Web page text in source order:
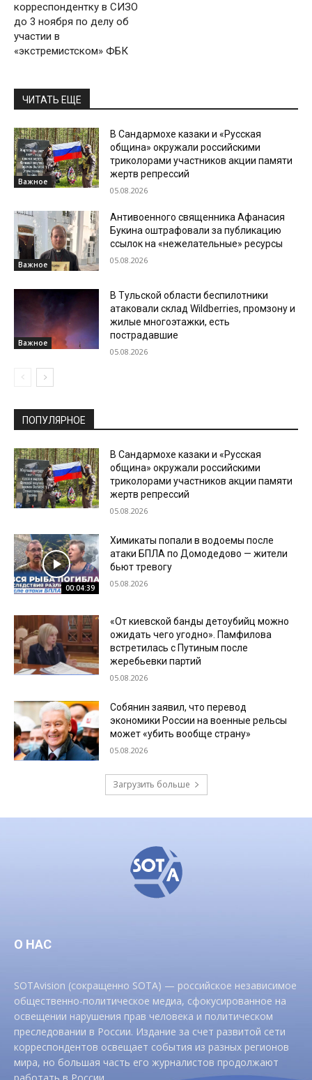
корреспондентку в СИЗО
до 3 ноября по делу об
участии в
«экстремистском» ФБК
ЧИТАТЬ ЕЩЕ
Важное
В Сандармохе казаки и «Русская
община» окружали российскими
триколорами участников акции памяти
жертв репрессий
05.08.2026
Важное
Антивоенного священника Афанасия
Букина оштрафовали за публикацию
ссылок на «нежелательные» ресурсы
05.08.2026
Важное
В Тульской области беспилотники
атаковали склад Wildberries, промзону и
жилые многоэтажки, есть
пострадавшие
05.08.2026
ПОПУЛЯРНОЕ
В Сандармохе казаки и «Русская
община» окружали российскими
триколорами участников акции памяти
жертв репрессий
05.08.2026
00:04:39
Химикаты попали в водоемы после
атаки БПЛА по Домодедово — жители
бьют тревогу
05.08.2026
«От киевской банды детоубийц можно
ожидать чего угодно». Памфилова
встретилась с Путиным после
жеребьевки партий
05.08.2026
Собянин заявил, что перевод
экономики России на военные рельсы
может «убить вообще страну»
05.08.2026
Загрузить больше
О НАС
SOTAvision (сокращенно SOTA) — российское независимое
общественно-политическое медиа, сфокусированное на
освещении нарушения прав человека и политическом
преследовании в России. Издание за счет развитой сети
корреспондентов освещает события из разных регионов
мира, но большая часть его журналистов продолжают